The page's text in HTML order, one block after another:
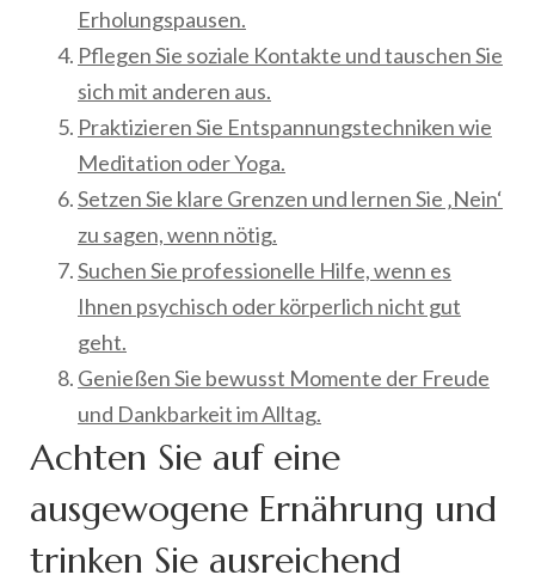
Erholungspausen.
Pflegen Sie soziale Kontakte und tauschen Sie
sich mit anderen aus.
Praktizieren Sie Entspannungstechniken wie
Meditation oder Yoga.
Setzen Sie klare Grenzen und lernen Sie ‚Nein‘
zu sagen, wenn nötig.
Suchen Sie professionelle Hilfe, wenn es
Ihnen psychisch oder körperlich nicht gut
geht.
Genießen Sie bewusst Momente der Freude
und Dankbarkeit im Alltag.
Achten Sie auf eine
ausgewogene Ernährung und
trinken Sie ausreichend